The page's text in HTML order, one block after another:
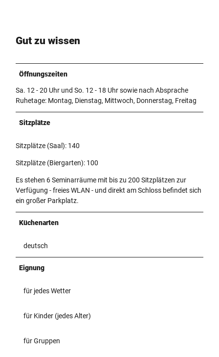
Gut zu wissen
Öffnungszeiten
Sa. 12 - 20 Uhr und So. 12 - 18 Uhr sowie nach Absprache
Ruhetage: Montag, Dienstag, Mittwoch, Donnerstag, Freitag
Sitzplätze
Sitzplätze (Saal): 140
Sitzplätze (Biergarten): 100
Es stehen 6 Seminarräume mit bis zu 200 Sitzplätzen zur
Verfügung - freies WLAN - und direkt am Schloss befindet sich
ein großer Parkplatz.
Küchenarten
deutsch
Eignung
für jedes Wetter
für Kinder (jedes Alter)
für Gruppen